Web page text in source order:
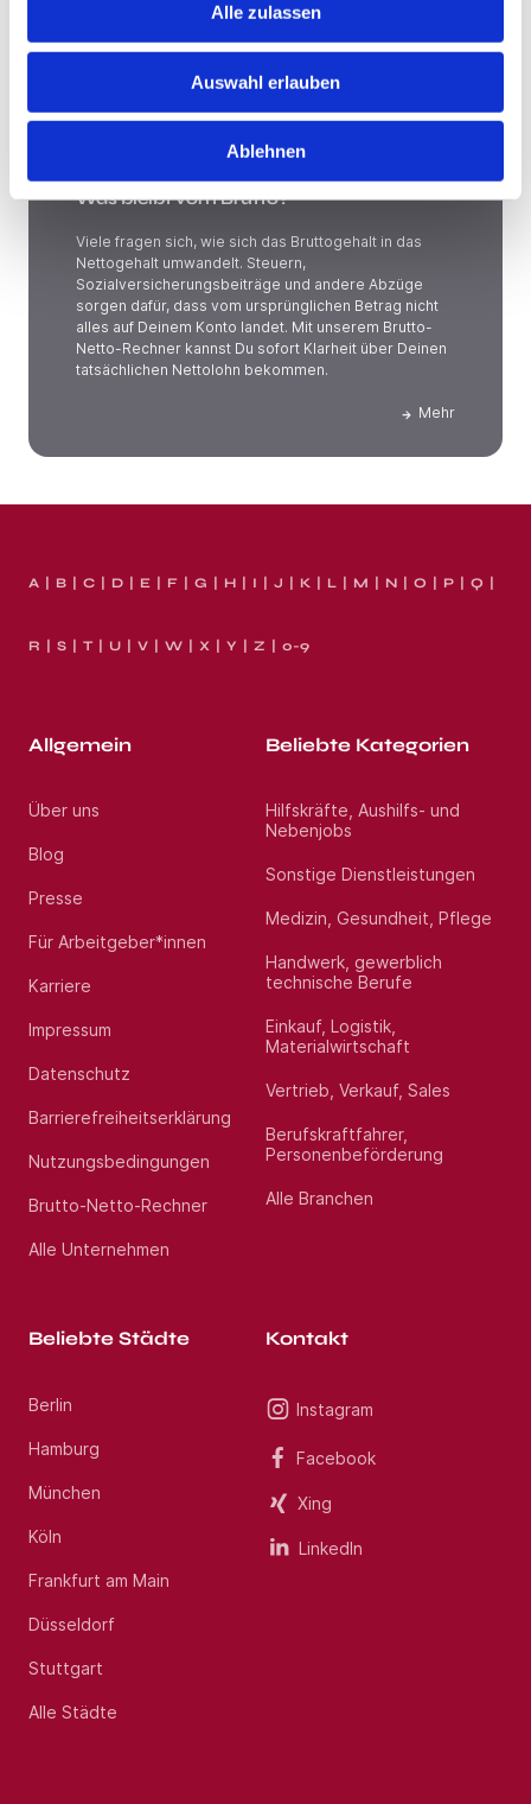
Alle zulassen
Auswahl erlauben
Ablehnen
Was bleibt vom Brutto?
Viele fragen sich, wie sich das Bruttogehalt in das
Nettogehalt umwandelt. Steuern,
Sozialversicherungsbeiträge und andere Abzüge
sorgen dafür, dass vom ursprünglichen Betrag nicht
alles auf Deinem Konto landet. Mit unserem Brutto-
Netto-Rechner kannst Du sofort Klarheit über Deinen
tatsächlichen Nettolohn bekommen.
Mehr
Was bleibt vom Brutto?
A B C D E F G H I J K L M N O P Q
R S T U V W X Y Z 0-9
Allgemein
Über uns
Blog
Presse
Für Arbeitgeber*innen
Karriere
Impressum
Datenschutz
Barrierefreiheitserklärung
Nutzungsbedingungen
Brutto-Netto-Rechner
Alle Unternehmen
Beliebte Kategorien
Hilfskräfte, Aushilfs- und
Nebenjobs
Sonstige Dienstleistungen
Medizin, Gesundheit, Pflege
Handwerk, gewerblich
technische Berufe
Einkauf, Logistik,
Materialwirtschaft
Vertrieb, Verkauf, Sales
Berufskraftfahrer,
Personenbeförderung
Alle Branchen
Beliebte Städte
Berlin
Hamburg
München
Köln
Frankfurt am Main
Düsseldorf
Stuttgart
Alle Städte
Kontakt
Instagram
Facebook
Xing
LinkedIn